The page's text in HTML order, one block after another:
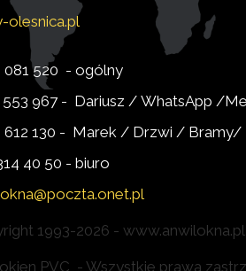
1993-2026 -
PVC - Wszystkie prawa
olesnica.pl
081 520 - ogólny
553 967 - Dariusz / WhatsApp /
612 130 - Marek / Drzwi / Bramy/
40 50 - biuro